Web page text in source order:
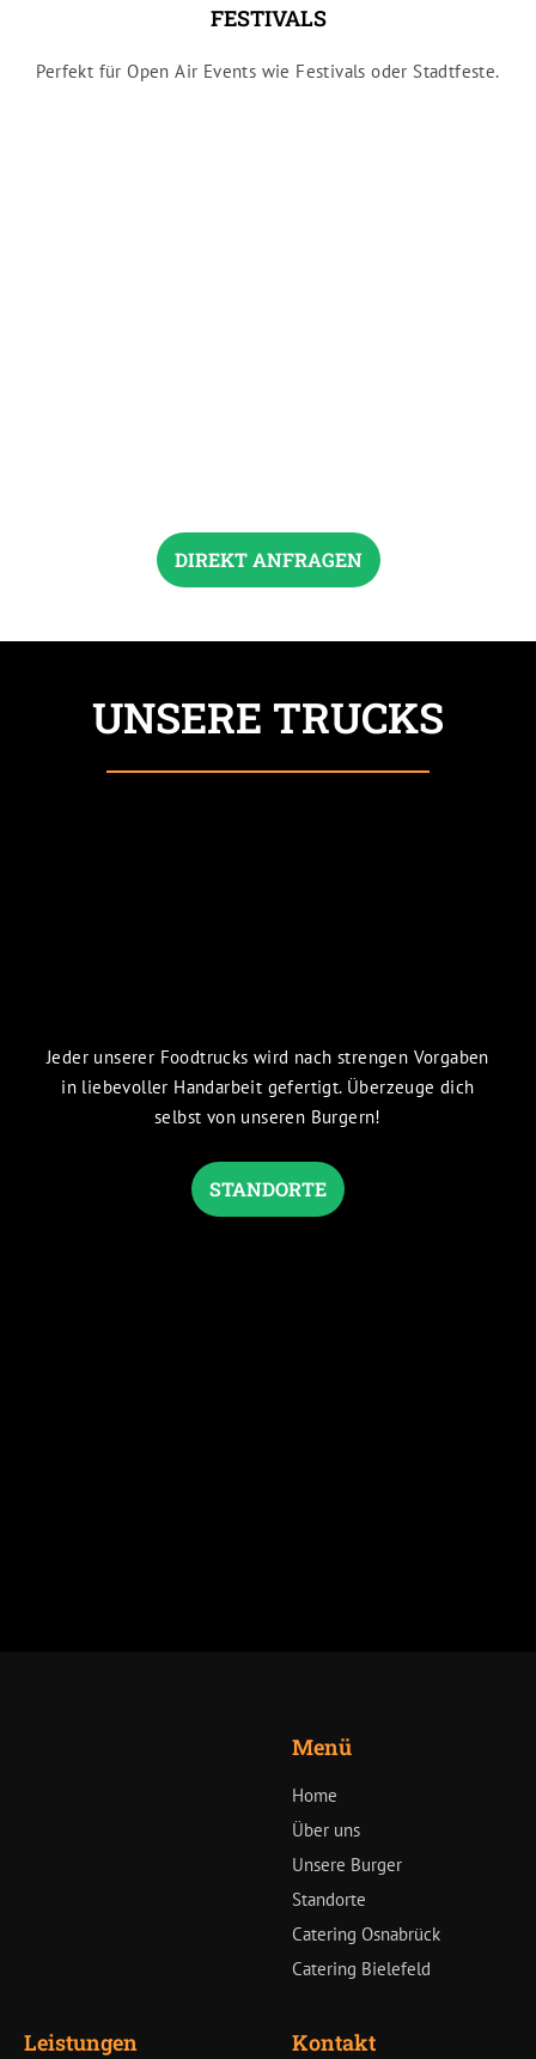
FESTIVALS
Perfekt für Open Air Events wie Festivals oder Stadtfeste.
DIREKT ANFRAGEN
UNSERE TRUCKS
Jeder unserer Foodtrucks wird nach strengen Vorgaben
in liebevoller Handarbeit gefertigt. Überzeuge dich
selbst von unseren Burgern!
STANDORTE
Menü
Home
Über uns
Unsere Burger
Standorte
Catering Osnabrück
Catering Bielefeld
Leistungen Kontakt